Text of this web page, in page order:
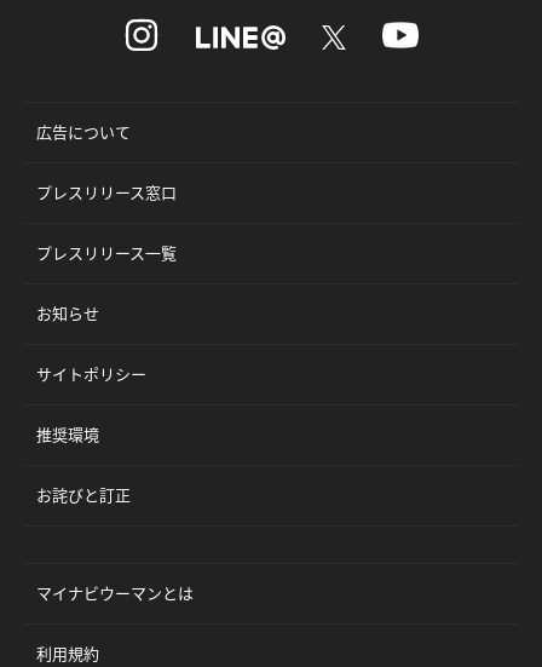
広告について
プレスリリース窓口
プレスリリース一覧
お知らせ
サイトポリシー
推奨環境
お詫びと訂正
マイナビウーマンとは
利用規約